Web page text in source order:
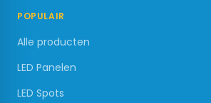
POPULAIR
Alle producten
LED Panelen
LED Spots